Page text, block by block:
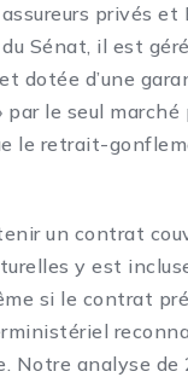
privés et
Sénat, il est
dotée d’une
le seul marché
le retrait-
un contrat
y est
si le contrat
Notre analyse de